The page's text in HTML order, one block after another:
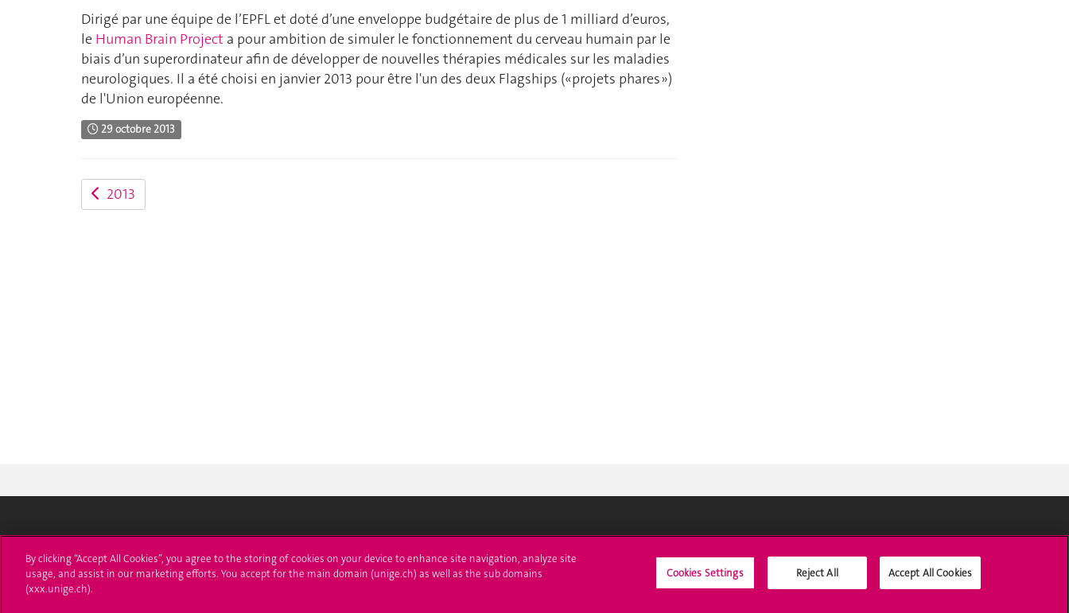
Dirigé par une équipe de l’EPFL et doté d’une enveloppe budgétaire de plus de 1 milliard d’euros,
le Human Brain Project a pour ambition de simuler le fonctionnement du cerveau humain par le
biais d’un superordinateur afin de développer de nouvelles thérapies médicales sur les maladies
neurologiques. Il a été choisi en janvier 2013 pour être l'un des deux Flagships («projets phares »)
de l'Union européenne.
29 octobre 2013
2013
24 rue du Général-Dufour
Immatriculations
By clicking “Accept All Cookies”, you agree to the storing of cookies on your device to enhance site navigation, analyze site
usage, and assist in our marketing efforts. You accept for the main domain (unige.ch) as well as the sub domains
(xxx.unige.ch).
Cookies Settings Reject All Accept All Cookies